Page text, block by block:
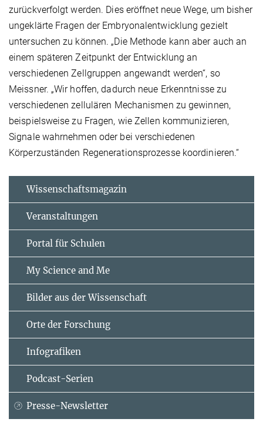
zurückverfolgt werden. Dies eröffnet neue Wege, um bisher
ungeklärte Fragen der Embryonalentwicklung gezielt
untersuchen zu können. „Die Methode kann aber auch an
einem späteren Zeitpunkt der Entwicklung an
verschiedenen Zellgruppen angewandt werden“, so
Meissner. „Wir hoffen, dadurch neue Erkenntnisse zu
verschiedenen zellulären Mechanismen zu gewinnen,
beispielsweise zu Fragen, wie Zellen kommunizieren,
Signale wahrnehmen oder bei verschiedenen
Körperzuständen Regenerationsprozesse koordinieren.“
Wissenschaftsmagazin
Veranstaltungen
Portal für Schulen
My Science and Me
Bilder aus der Wissenschaft
Orte der Forschung
Infografiken
Podcast-Serien
Presse-Newsletter